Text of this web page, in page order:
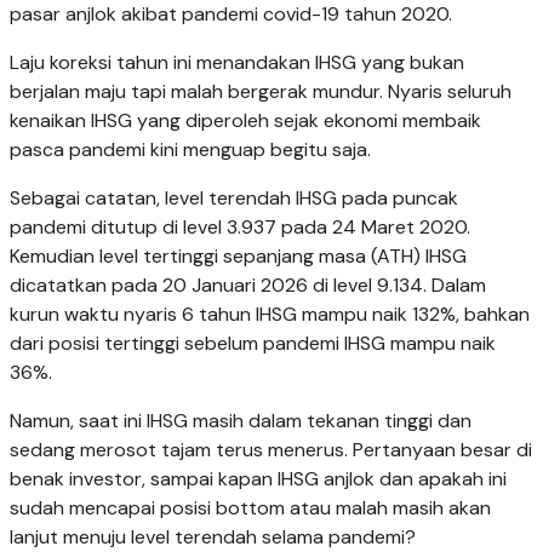
pasar anjlok akibat pandemi covid-19 tahun 2020.
Laju koreksi tahun ini menandakan IHSG yang bukan
berjalan maju tapi malah bergerak mundur. Nyaris seluruh
kenaikan IHSG yang diperoleh sejak ekonomi membaik
pasca pandemi kini menguap begitu saja.
Sebagai catatan, level terendah IHSG pada puncak
pandemi ditutup di level 3.937 pada 24 Maret 2020.
Kemudian level tertinggi sepanjang masa (ATH) IHSG
dicatatkan pada 20 Januari 2026 di level 9.134. Dalam
kurun waktu nyaris 6 tahun IHSG mampu naik 132%, bahkan
dari posisi tertinggi sebelum pandemi IHSG mampu naik
36%.
Namun, saat ini IHSG masih dalam tekanan tinggi dan
sedang merosot tajam terus menerus. Pertanyaan besar di
benak investor, sampai kapan IHSG anjlok dan apakah ini
sudah mencapai posisi bottom atau malah masih akan
lanjut menuju level terendah selama pandemi?